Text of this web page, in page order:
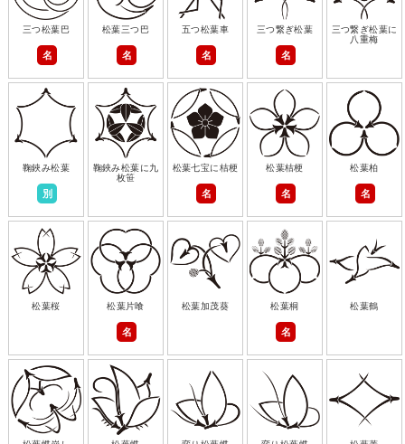
三つ松葉巴
名
松葉三つ巴
名
五つ松葉車
名
三つ繋ぎ松葉
名
三つ繋ぎ松葉に
八重梅
鞠鋏み松葉
別
鞠鋏み松葉に九
枚笹
松葉七宝に桔梗
名
松葉桔梗
名
松葉柏
名
松葉桜 松葉片喰
名
松葉加茂葵 松葉桐
名
松葉鶴